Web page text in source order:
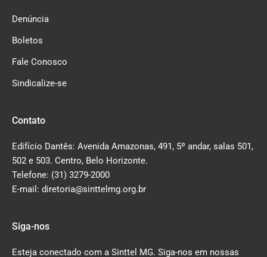
Denúncia
Boletos
Fale Conosco
Sindicalize-se
Contato
Edifício Dantês: Avenida Amazonas, 491, 5º andar, salas 501,
502 e 503. Centro, Belo Horizonte.
Telefone: (31) 3279-2000
E-mail: diretoria@sinttelmg.org.br
Siga-nos
Esteja conectado com a Sinttel MG. Siga-nos em nossas